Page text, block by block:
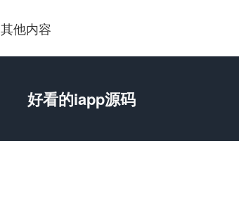
其他内容
好看的iapp源码